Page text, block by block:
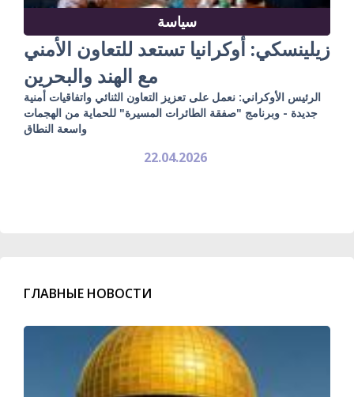
سياسة
زيلينسكي: أوكرانيا تستعد للتعاون الأمني
مع الهند والبحرين
الرئيس الأوكراني: نعمل على تعزيز التعاون الثنائي واتفاقيات أمنية
جديدة - وبرنامج "صفقة الطائرات المسيرة" للحماية من الهجمات
واسعة النطاق
22.04.2026
ГЛАВНЫЕ НОВОСТИ